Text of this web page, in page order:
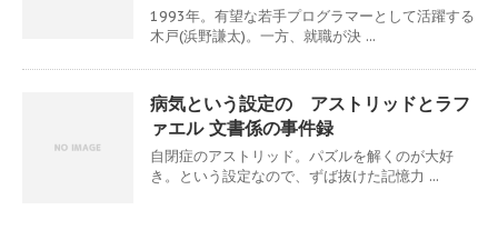
1993年。有望な若手プログラマーとして活躍する
木戸(浜野謙太)。一方、就職が決 ...
病気という設定の アストリッドとラフ
ァエル 文書係の事件録
自閉症のアストリッド。パズルを解くのが大好
き。という設定なので、ずば抜けた記憶力 ...